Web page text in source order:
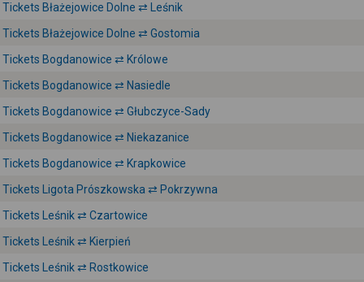
Tickets Błażejowice Dolne ⇄ Leśnik
Tickets Błażejowice Dolne ⇄ Gostomia
Tickets Bogdanowice ⇄ Królowe
Tickets Bogdanowice ⇄ Nasiedle
Tickets Bogdanowice ⇄ Głubczyce-Sady
Tickets Bogdanowice ⇄ Niekazanice
Tickets Bogdanowice ⇄ Krapkowice
Tickets Ligota Prószkowska ⇄ Pokrzywna
Tickets Leśnik ⇄ Czartowice
Tickets Leśnik ⇄ Kierpień
Tickets Leśnik ⇄ Rostkowice